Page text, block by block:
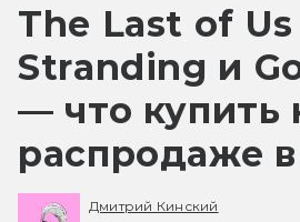
The Last of
Stranding и
— что купить
распродаже в
Дмитрий Кинский